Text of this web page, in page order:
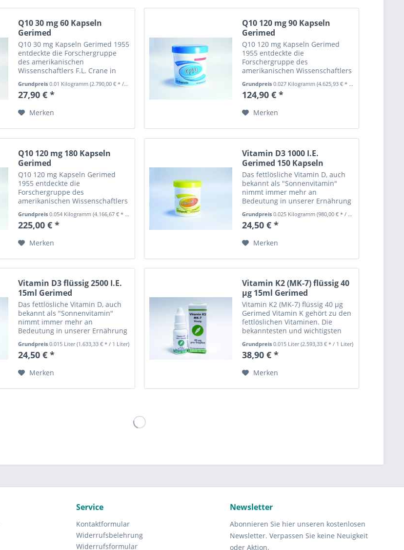
Q10 30 mg 60 Kapseln
Gerimed
Q10 30 mg Kapseln Gerimed 1955
entdeckte die Forschergruppe
des amerikanischen
Wissenschaftlers F.L. Crane in
Rinderherzen das Coenzym Q10.
Der britische Forscher R. A.
"Ubichinon", da...
Grundpreis0.01 Kilogramm(2.790,00 € * / 1 Kilogramm)
27,90 € *
Merken
Q10 120 mg 90 Kapseln
Gerimed
Q10 120 mg Kapseln Gerimed
1955 entdeckte die
Forschergruppe des
amerikanischen Wissenschaftlers
von Rinderherzen das Coenzym
Q10. Der britische Forscher R. A.
"Ubichinon", da...
Grundpreis0.027 Kilogramm(4.625,93 € * / 1 Kilogramm)
124,90 € *
Merken
Q10 120 mg 180 Kapseln
Gerimed
Q10 120 mg Kapseln Gerimed
1955 entdeckte die
Forschergruppe des
amerikanischen Wissenschaftlers
von Rinderherzen das Coenzym
Q10. Der britische Forscher R. A.
"Ubichinon", da...
Grundpreis0.054 Kilogramm(4.166,67 € * / 1 Kilogramm)
225,00 € *
Merken
Vitamin D3 1000 I.E.
Gerimed 150 Kapseln
Das fettlösliche Vitamin D, auch
bekannt als "Sonnenvitamin"
nimmt immer mehr an
Bedeutung in unserer Ernährung
trägt zur Erhaltung normaler
Knochen, normaler Zähne und
bei -...
Grundpreis0.025 Kilogramm(980,00 € * / 1 Kilogramm)
24,50 € *
Merken
Vitamin D3 flüssig 2500 I.E.
15ml Gerimed
Das fettlösliche Vitamin D, auch
bekannt als "Sonnenvitamin"
nimmt immer mehr an
Bedeutung in unserer Ernährung
trägt zur Erhaltung normaler
Knochen, normaler Zähne und
bei -...
Grundpreis0.015 Liter(1.633,33 € * / 1 Liter)
24,50 € *
Merken
Vitamin K2 (MK-7) flüssig 40
μg 15ml Gerimed
Vitamin K2 (MK-7) flüssig 40 µg
Gerimed Vitamin K gehört zu den
fettlöslichen Vitaminen. Die
bekanntesten und wichtigsten
Vitamin K1 (Phyllochinon) und
das Vitamin K2
Vitamin K2...
Grundpreis0.015 Liter(2.593,33 € * / 1 Liter)
38,90 € *
Merken
Service
Kontaktformular
Widerrufsbelehrung
Widerrufsformular
Newsletter
Abonnieren Sie hier unseren kostenlosen
Newsletter. Verpassen Sie keine Neuigkeit
oder Aktion.